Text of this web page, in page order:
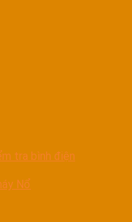
tra bình điện
Nổ